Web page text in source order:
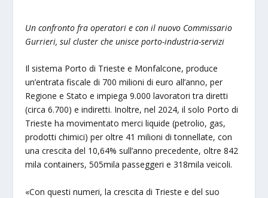
Un confronto fra operatori e con il nuovo Commissario
Gurrieri, sul cluster che unisce porto-industria-servizi
Il sistema Porto di Trieste e Monfalcone, produce
un’entrata fiscale di 700 milioni di euro all’anno, per
Regione e Stato e impiega 9.000 lavoratori tra diretti
(circa 6.700) e indiretti. Inoltre, nel 2024, il solo Porto di
Trieste ha movimentato merci liquide (petrolio, gas,
prodotti chimici) per oltre 41 milioni di tonnellate, con
una crescita del 10,64% sull’anno precedente, oltre 842
mila containers, 505mila passeggeri e 318mila veicoli.
«Con questi numeri, la crescita di Trieste e del suo